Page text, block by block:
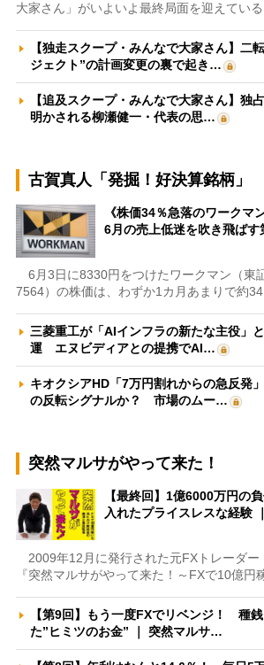
大家さん」がいよいよ最終局面を迎えてい
【独走スクープ・みんなで大家さん】二
ジェクト”の計画変更の裏で起き…
【追及スクープ・みんなで大家さん】独
明かされる柳瀬健一・代表の思…
古賀真人「発掘！好決算銘柄」
《株価34％急落のワークマ
6月の売上低迷を吹き飛ば
6月3日に8330円をつけたワークマン（東
7564）の株価は、わずか1カ月あまりで約
三菱重工が「AIインフラの新たな主役」
運 エヌビディアとの提携でAI…
キオクシアHD「7万円割れからの急反発
の反転シグナルか？ 市場のムー…
突然マルサがやって来た！
【最終回】1億6000万円の
入れたプライスレスな経験
2009年12月に発行された元FXトレーダー
『突然マルサがやって来た！～FXで10億円
【第9回】もう一度FXでリベンジ！ 種
た”ヒミツのお金” ｜ 突然マルサ…